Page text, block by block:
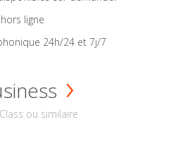
ligne
24h/24 et 7j/7
ou similaire